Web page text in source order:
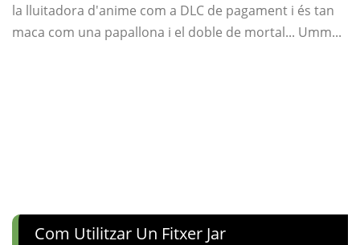
la lluitadora d'anime com a DLC de pagament i és tan
maca com una papallona i el doble de mortal... Umm...
Com Utilitzar Un Fitxer Jar